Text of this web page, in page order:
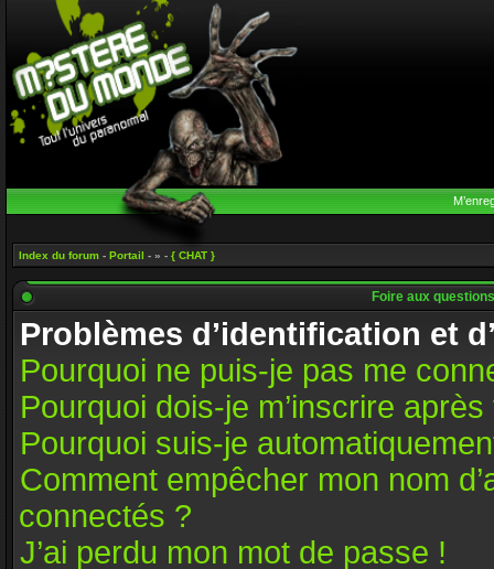
Index du forum - Portail - » - { CHAT }
Foire aux
Problèmes d’identification et
Pourquoi ne puis-je pas me
Pourquoi dois-je m’inscrire après
Pourquoi suis-je
Comment empêcher mon nom
connectés ?
J’ai perdu mon mot de passe !